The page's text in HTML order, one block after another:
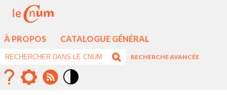
À PROPOS CATALOGUE GÉNÉRAL
RECHERCHE AVANCÉE